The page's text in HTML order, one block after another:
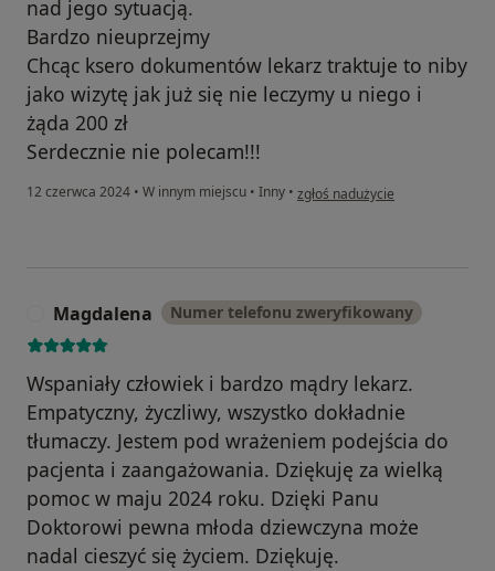
nad jego sytuacją.
Bardzo nieuprzejmy
Chcąc ksero dokumentów lekarz traktuje to niby
jako wizytę jak już się nie leczymy u niego i
żąda 200 zł
Serdecznie nie polecam!!!
12 czerwca 2024 • W innym miejscu • Inny • w opinii użytkownika Weronika
zgłoś nadużycie
Magdalena Numer telefonu zweryfikowany
Wspaniały człowiek i bardzo mądry lekarz.
Empatyczny, życzliwy, wszystko dokładnie
tłumaczy. Jestem pod wrażeniem podejścia do
pacjenta i zaangażowania. Dziękuję za wielką
pomoc w maju 2024 roku. Dzięki Panu
Doktorowi pewna młoda dziewczyna może
nadal cieszyć się życiem. Dziękuję.